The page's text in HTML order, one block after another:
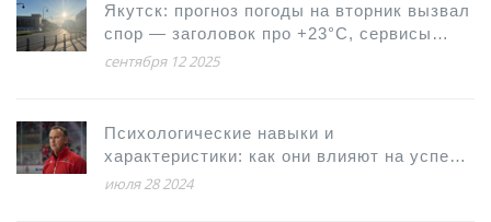
Якутск: прогноз погоды на вторник вызвал
спор — заголовок про +23°C, сервисы
дают +8…+12°C
сентября 12 2025
Психологические навыки и
характеристики: как они влияют на успех
игроков НХЛ
июля 28 2024